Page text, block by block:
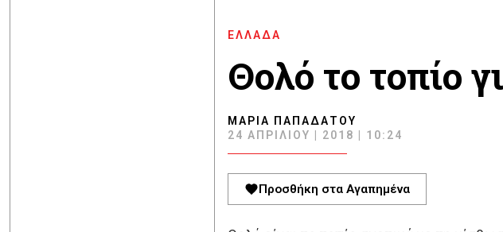
ΕΛΛΑΔΑ
Θολό το τοπίο
ΜΑΡΊΑ ΠΑΠΑΔΆΤΟΥ
24 ΑΠΡΙΛΊΟΥ | 2018 | 10:24
Προσθήκη στα Αγαπημένα